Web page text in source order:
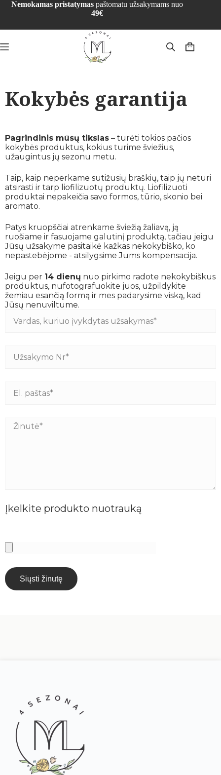
Nemokamas pristatymaspaštomatu užsakymams nuo
49€
Kokybės garantija
Pagrindinis mūsų tikslas – turėti tokios pačios
kokybės produktus, kokius turime šviežius,
užaugintus jų sezonu metu.
Taip, kaip neperkame sutižusių braškių, taip jų neturi
atsirasti ir tarp liofilizuotų produktų. Liofilizuoti
produktai nepakeičia savo formos, tūrio, skonio bei
aromato.
Patys kruopščiai atrenkame šviežią žaliavą, ją
ruošiame ir fasuojame galutinį produktą, tačiau jeigu
Jūsų užsakyme pasitaikė kažkas nekokybiško, ko
nepastebėjome - atsilygsime Jums kompensacija.
Jeigu per 14 dienų nuo pirkimo radote nekokybiškus
produktus, nufotografuokite juos, užpildykite
žemiau esančią formą ir mes padarysime viską, kad
Jūsų nenuviltume.
Įkelkite produkto nuotrauką
Siųsti žinutę